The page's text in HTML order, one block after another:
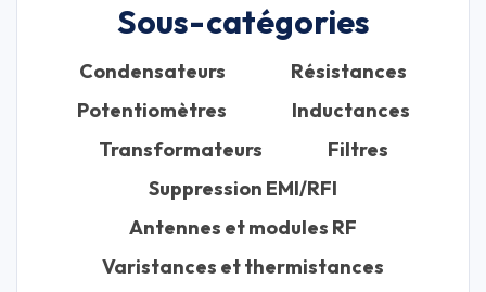
Sous-catégories
Condensateurs
Résistances
Potentiomètres
Inductances
Transformateurs
Filtres
Suppression EMI/RFI
Antennes et modules RF
Varistances et thermistances